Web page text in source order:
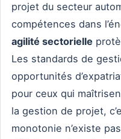
projet du secteur
compétences dans
agilité sectorielle
Les standards de
opportunités
pour ceux qui
la gestion de projet,
monotonie n’existe